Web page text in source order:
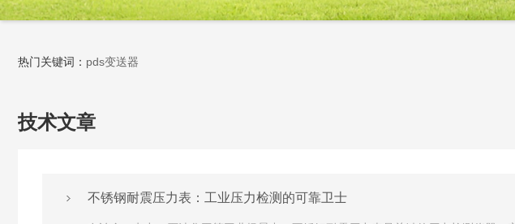
热门关键词： pds变送器
技术文章
不锈钢耐震压力表：工业压力检测的可靠卫士